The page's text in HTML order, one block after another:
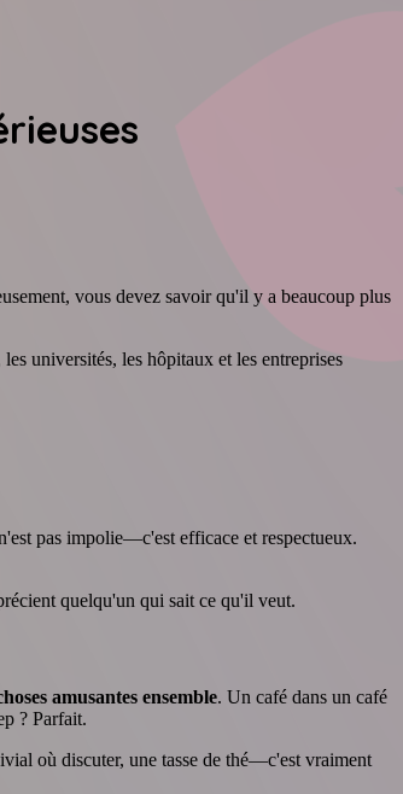
vous devez savoir qu'il y a beaucoup plus
universités, les hôpitaux et les entreprises
pas impolie—c'est efficace et respectueux.
quelqu'un qui sait ce qu'il veut.
amusantes ensemble. Un café dans un café
? Parfait.
où discuter, une tasse de thé—c'est vraiment